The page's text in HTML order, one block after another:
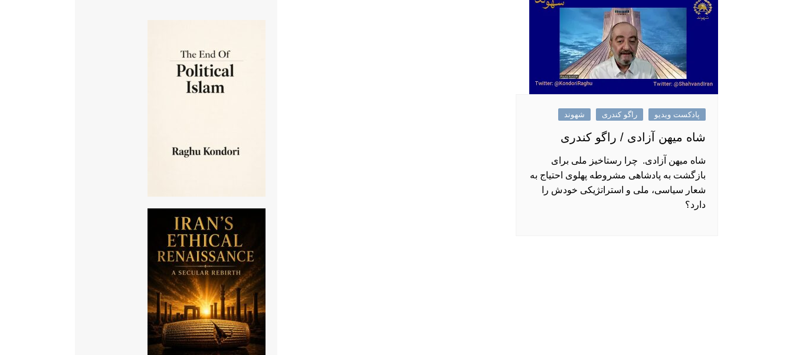
پادکست ویدیو راگو کندری شهوند
شاه میهن آزادی / راگو کندری
شاه میهن آزادی. چرا رستاخیز ملی برای
بازگشت به پادشاهی مشروطه پهلوی احتیاج به
شعار سیاسی، ملی و استراتژیکی خودش را
دارد؟